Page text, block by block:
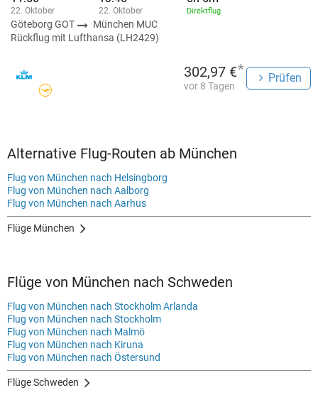
22. Oktober 22. Oktober Direktflug
Göteborg GOT
München MUC
Rückflug mit Lufthansa (LH2429)
302,97 €*
vor 8 Tagen
Prüfen
Alternative Flug-Routen ab München
Flug von München nach Helsingborg
Flug von München nach Aalborg
Flug von München nach Aarhus
Flüge München
Flüge von München nach Schweden
Flug von München nach Stockholm Arlanda
Flug von München nach Stockholm
Flug von München nach Malmö
Flug von München nach Kiruna
Flug von München nach Östersund
Flüge Schweden